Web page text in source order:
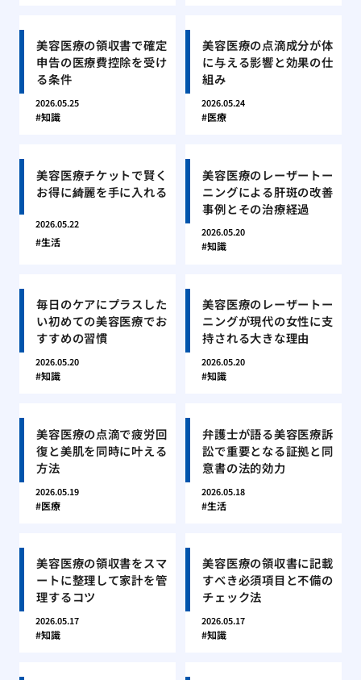
美容医療の領収書で確定
申告の医療費控除を受け
る条件
2026.05.25
知識
美容医療の点滴成分が体
に与える影響と効果の仕
組み
2026.05.24
医療
美容医療チケットで賢く
お得に綺麗を手に入れる
2026.05.22
生活
美容医療のレーザートー
ニングによる肝斑の改善
事例とその治療経過
2026.05.20
知識
毎日のケアにプラスした
い初めての美容医療でお
すすめの習慣
2026.05.20
知識
美容医療のレーザートー
ニングが現代の女性に支
持される大きな理由
2026.05.20
知識
美容医療の点滴で疲労回
復と美肌を同時に叶える
方法
2026.05.19
医療
弁護士が語る美容医療訴
訟で重要となる証拠と同
意書の法的効力
2026.05.18
生活
美容医療の領収書をスマ
ートに整理して家計を管
理するコツ
2026.05.17
知識
美容医療の領収書に記載
すべき必須項目と不備の
チェック法
2026.05.17
知識